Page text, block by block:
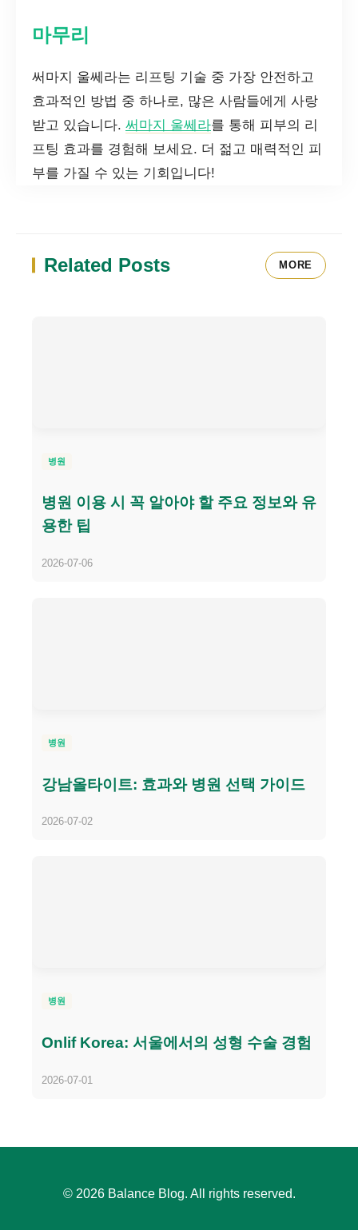
마무리
써마지 울쎄라는 리프팅 기술 중 가장 안전하고
효과적인 방법 중 하나로, 많은 사람들에게 사랑
받고 있습니다. 써마지 울쎄라를 통해 피부의 리
프팅 효과를 경험해 보세요. 더 젊고 매력적인 피
부를 가질 수 있는 기회입니다!
Related Posts MORE
병원
병원 이용 시 꼭 알아야 할 주요 정보와 유
용한 팁
2026-07-06
병원
강남올타이트: 효과와 병원 선택 가이드
2026-07-02
병원
Onlif Korea: 서울에서의 성형 수술 경험
2026-07-01
© 2026 Balance Blog. All rights reserved.